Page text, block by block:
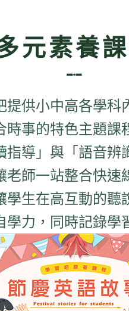
元素養
﹎
提供小中高各學科
時事的特色主題課
指導」與「語音辨
老師一站整合快速
學生在高互動的聽
學力，同時記錄學